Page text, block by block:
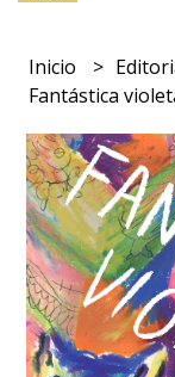
Inicio
Fantástica